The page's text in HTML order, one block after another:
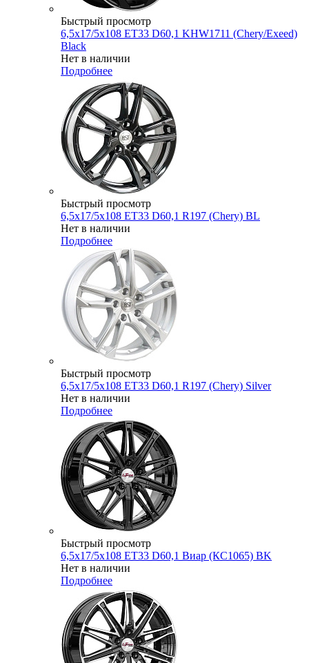
Быстрый просмотр
6,5x17/5x108 ET33 D60,1 KHW1711 (Chery/Exeed)
Black
Нет в наличии
Подробнее
Быстрый просмотр
6,5x17/5x108 ET33 D60,1 R197 (Chery) BL
Нет в наличии
Подробнее
Быстрый просмотр
6,5x17/5x108 ET33 D60,1 R197 (Chery) Silver
Нет в наличии
Подробнее
Быстрый просмотр
6,5x17/5x108 ET33 D60,1 Виар (КС1065) BK
Нет в наличии
Подробнее